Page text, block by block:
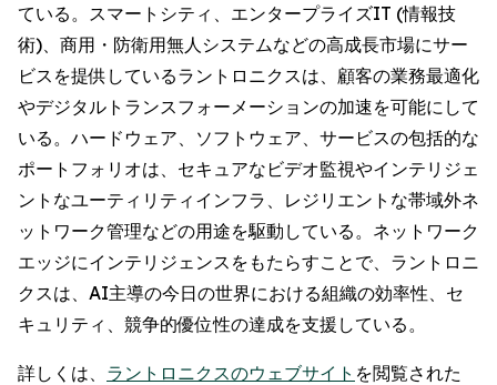
ている。スマートシティ、エンタープライズIT (情報技
術)、商用・防衛用無人システムなどの高成長市場にサー
ビスを提供しているラントロニクスは、顧客の業務最適化
やデジタルトランスフォーメーションの加速を可能にして
いる。ハードウェア、ソフトウェア、サービスの包括的な
ポートフォリオは、セキュアなビデオ監視やインテリジェ
ントなユーティリティインフラ、レジリエントな帯域外ネ
ットワーク管理などの用途を駆動している。ネットワーク
エッジにインテリジェンスをもたらすことで、ラントロニ
クスは、AI主導の今日の世界における組織の効率性、セ
キュリティ、競争的優位性の達成を支援している。
詳しくは、 ラントロニクスのウェブサイト を閲覧された